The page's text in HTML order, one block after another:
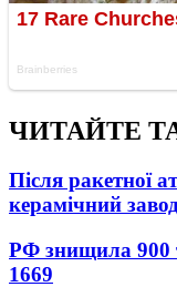
ЧИТАЙТЕ
Після ракетної
керамічний
РФ знищила 900
1669